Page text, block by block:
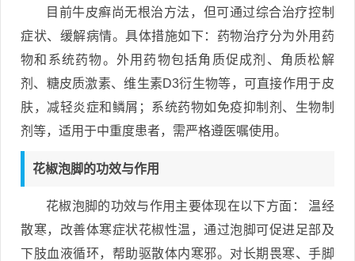
目前牛皮癣尚无根治方法，但可通过综合治疗控制
症状、缓解病情。具体措施如下：药物治疗分为外用药
物和系统药物。外用药物包括角质促成剂、角质松解
剂、糖皮质激素、维生素D3衍生物等，可直接作用于皮
肤，减轻炎症和鳞屑；系统药物如免疫抑制剂、生物制
剂等，适用于中重度患者，需严格遵医嘱使用。
花椒泡脚的功效与作用
花椒泡脚的功效与作用主要体现在以下方面： 温经
散寒，改善体寒症状花椒性温，通过泡脚可促进足部及
下肢血液循环，帮助驱散体内寒邪。对长期畏寒、手脚